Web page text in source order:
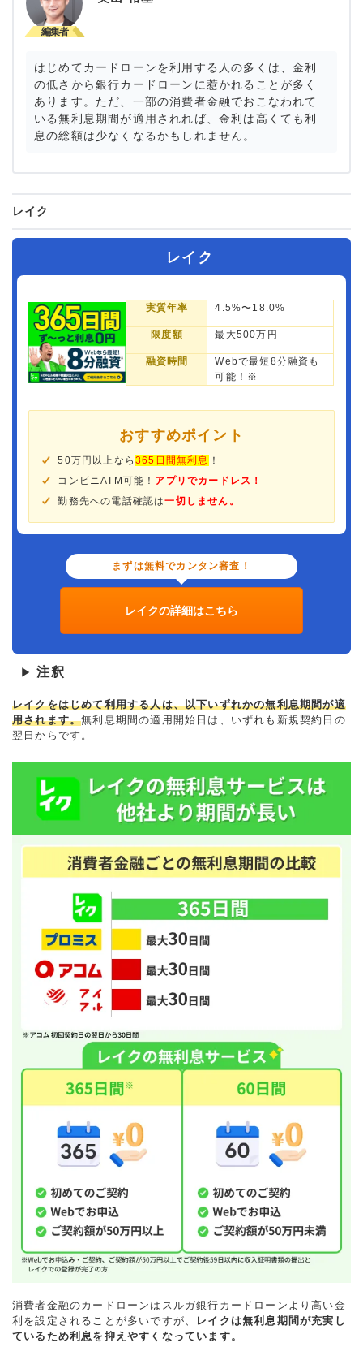
はじめてカードローンを利用する人の多くは、金利
の低さから銀行カードローンに惹かれることが多く
あります。ただ、一部の消費者金融でおこなわれて
いる無利息期間が適用されれば、金利は高くても利
息の総額は少なくなるかもしれません。
レイク
レイク
実質年率 4.5%〜18.0%
限度額 最大500万円
融資時間
Webで最短8分融資も
可能！※
おすすめポイント
50万円以上なら365日間無利息 ！
コンビニATM可能！ アプリでカードレス！
勤務先への電話確認は一切しません。
まずは無料でカンタン審査！
レイクの詳細はこちら
▶ 注釈
レイクをはじめて利用する人は、以下いずれかの無利息期間が適
用されます。無利息期間の適用開始日は、いずれも新規契約日の
翌日からです。
消費者金融のカードローンはスルガ銀行カードローンより高い金
利を設定されることが多いですが、
レイクは無利息期間が充実し
ているため利息を抑えやすくなっています。